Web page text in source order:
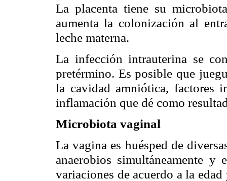
La placenta tiene su
aumenta la colonización al
leche materna.
La infección intrauterina se
pretérmino. Es posible que
la cavidad amniótica, factores
inflamación que dé como
Microbiota vaginal
La vagina es huésped de
anaerobios simultáneamente y
variaciones de acuerdo a la